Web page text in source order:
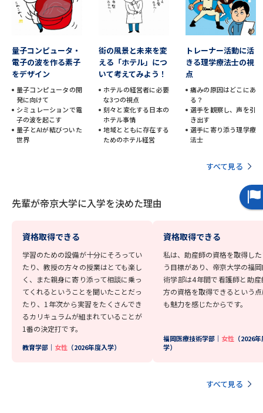
来場型・Web型イベント特集 夢ナビライブ
受験準備 資料検索
志望校・出願校を調べる
併願校選び 受験スケジュールを立てよう
テレメール全国一斉進学調査
新生活お役立ちガイド
学問発見 学問検索
大学で学びたい学問発見
学問のミニ講義「夢ナビ講義」
量子コンピュータ・
電子の波を作る素子
をデザイン
量子コンピュータの開
発に向けて
シミュレーションで電
子の波を起こす
量子とAIが結びついた
世界
街の風景と未来を変
える「ホテル」につ
いて考えてみよう！
ホテルの経営者に必要
な3つの視点
刻々と変化する日本の
ホテル事情
地域とともに存在する
ためのホテル経営
トレーナー活動に活
きる理学療法士の視
点
痛みの原因はどこにあ
る？
選手を観察し、声を引
き出す
選手に寄り添う理学療
法士
すべて見る
先輩が帝京大学に入学を決めた理由
資格取得できる
学習のための設備が十分にそろってい
たり、教授の方々の授業はとても楽し
く、また親身に寄り添って相談に乗っ
てくれるということを聞いたことだっ
たり、1年次から実習をたくさんでき
るカリキュラムが組まれていることが
1番の決定打です。
教育学部｜ 女性 （2026年度入学）
資格取得できる
私は、助産師の資格を取得し
う目標があり、帝京大学の福
術学部は4年間で看護師と助
方の資格を取得できるという
も魅力を感じたからです。
福岡医療技術学部｜ 女性 （2026
学）
すべて見る